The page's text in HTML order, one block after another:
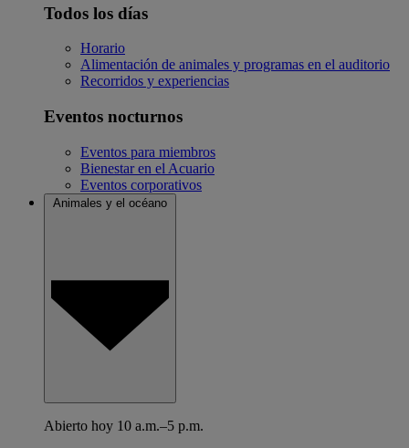
Todos los días
Horario
Alimentación de animales y programas en el auditorio
Recorridos y experiencias
Eventos nocturnos
Eventos para miembros
Bienestar en el Acuario
Eventos corporativos
Animales y el océano
Abierto hoy 10 a.m.–5 p.m.